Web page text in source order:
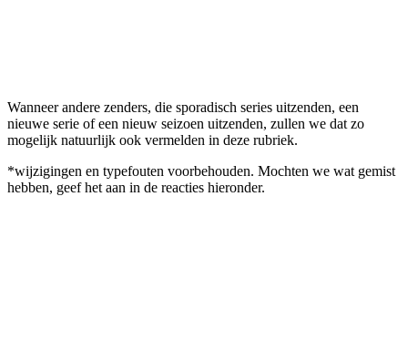
Wanneer andere zenders, die sporadisch series uitzenden, een
nieuwe serie of een nieuw seizoen uitzenden, zullen we dat zo
mogelijk natuurlijk ook vermelden in deze rubriek.
*wijzigingen en typefouten voorbehouden. Mochten we wat gemist
hebben, geef het aan in de reacties hieronder.